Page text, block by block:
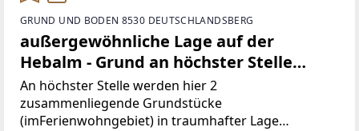
GRUND UND BODEN 8530 DEUTSCHLANDSBERG
außergewöhnliche Lage auf der
Hebalm - Grund an höchster Stelle
(Provisionsfrei)
An höchster Stelle werden hier 2
zusammenliegende Grundstücke
(imFerienwohngebiet) in traumhafter Lage